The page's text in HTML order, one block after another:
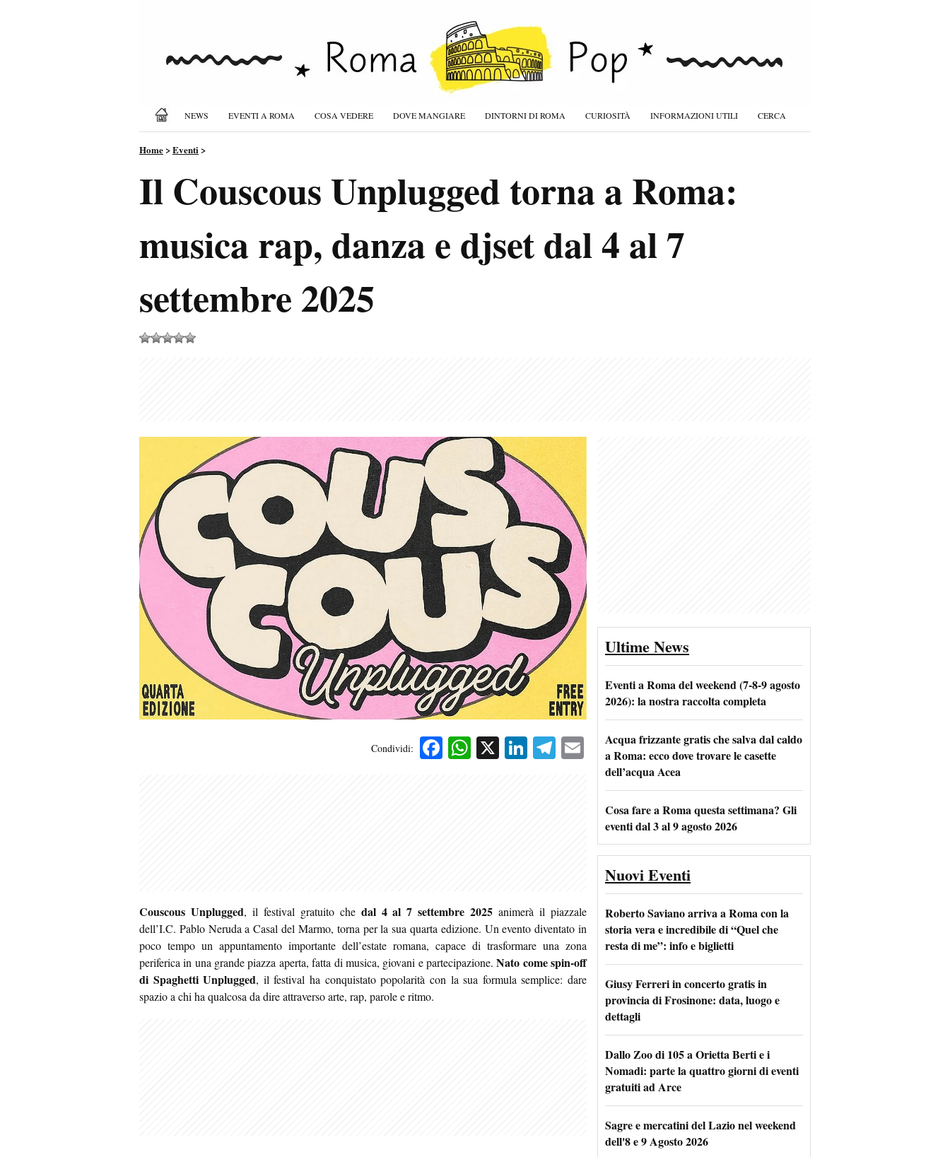
NEWS EVENTI A ROMA COSA VEDERE DOVE MANGIARE DINTORNI DI ROMA CURIOSITÀ INFORMAZIONI UTILI CERCA
Home>Eventi>
Il Couscous Unplugged torna a Roma:
musica rap, danza e djset dal 4 al 7
settembre 2025
Condividi: Facebook
WhatsApp
X LinkedIn
Telegram
Email
Couscous Unplugged, il festival gratuito che dal 4 al 7 settembre 2025 animerà il piazzale
dell’I.C. Pablo Neruda a Casal del Marmo, torna per la sua quarta edizione. Un evento diventato in
poco tempo un appuntamento importante dell’estate romana, capace di trasformare una zona
periferica in una grande piazza aperta, fatta di musica, giovani e partecipazione.Nato come spin-off
di Spaghetti Unplugged, il festival ha conquistato popolarità con la sua formula semplice: dare
spazio a chi ha qualcosa da dire attraverso arte, rap, parole e ritmo.
Ultime News
Eventi a Roma del weekend (7-8-9 agosto
2026): la nostra raccolta completa
Acqua frizzante gratis che salva dal caldo
a Roma: ecco dove trovare le casette
dell’acqua Acea
Cosa fare a Roma questa settimana? Gli
eventi dal 3 al 9 agosto 2026
Nuovi Eventi
Roberto Saviano arriva a Roma con la
storia vera e incredibile di “Quel che
resta di me”: info e biglietti
Giusy Ferreri in concerto gratis in
provincia di Frosinone: data, luogo e
dettagli
Dallo Zoo di 105 a Orietta Berti e i
Nomadi: parte la quattro giorni di eventi
gratuiti ad Arce
Sagre e mercatini del Lazio nel weekend
dell'8 e 9 Agosto 2026